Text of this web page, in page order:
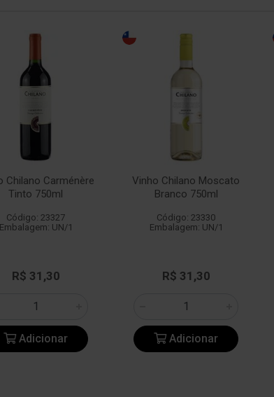
Chilano Carménère
Tinto 750ml
Código: 23327
Embalagem: UN/1
R$ 31,30
Adicionar
Vinho Chilano Moscato
Branco 750ml
Código: 23330
Embalagem: UN/1
R$ 31,30
Adicionar